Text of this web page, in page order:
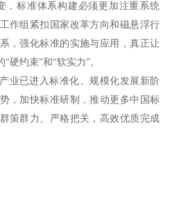
，标准体系构建必须更加注重系统
作组紧扣国家改革方向和磁悬浮行
，强化标准的实施与应用，真正让
硬约束”和“软实力”。
业已进入标准化、规模化发展新阶
，加快标准研制，推动更多中国标
策群力、严格把关，高效优质完成